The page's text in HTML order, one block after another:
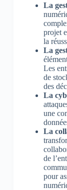
La
projet
la
La
Les
de
des
La
une
La
de
pour